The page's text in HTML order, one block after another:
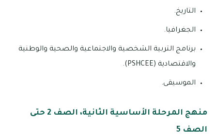
التاريخ.
الجغرافيا.
برنامج التربية الشخصية والاجتماعية والصحية والوطنية
والاقتصادية (PSHCEE).
الموسيقى.
منهج المرحلة الأساسية الثانية، الصف 2 حتى
الصف 5